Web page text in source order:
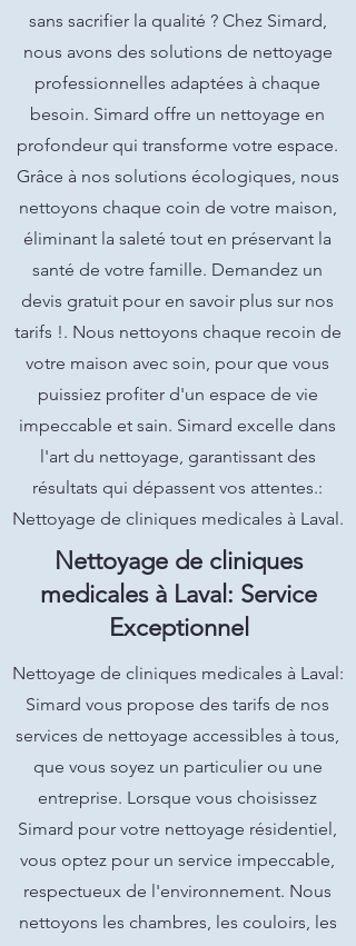
sans sacrifier la qualité ? Chez Simard,
nous avons des solutions de nettoyage
professionnelles adaptées à chaque
besoin. Simard offre un nettoyage en
profondeur qui transforme votre espace.
Grâce à nos solutions écologiques, nous
nettoyons chaque coin de votre maison,
éliminant la saleté tout en préservant la
santé de votre famille. Demandez un
devis gratuit pour en savoir plus sur nos
tarifs !. Nous nettoyons chaque recoin de
votre maison avec soin, pour que vous
puissiez profiter d'un espace de vie
impeccable et sain. Simard excelle dans
l'art du nettoyage, garantissant des
résultats qui dépassent vos attentes.:
Nettoyage de cliniques medicales à Laval.
Nettoyage de cliniques
medicales à Laval: Service
Exceptionnel
Nettoyage de cliniques medicales à Laval:
Simard vous propose des tarifs de nos
services de nettoyage accessibles à tous,
que vous soyez un particulier ou une
entreprise. Lorsque vous choisissez
Simard pour votre nettoyage résidentiel,
vous optez pour un service impeccable,
respectueux de l'environnement. Nous
nettoyons les chambres, les couloirs, les